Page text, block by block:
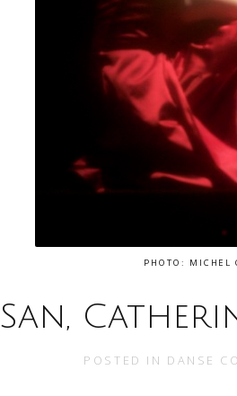
PHOTO: MICHEL
San,
POSTED IN DANSE